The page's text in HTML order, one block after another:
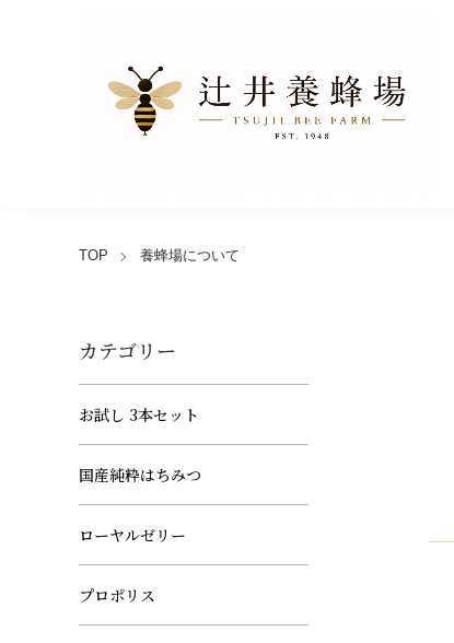
TOP 養蜂場について
カテゴリー
お試し 3本セット
国産純粋はちみつ
ローヤルゼリー
プロポリス